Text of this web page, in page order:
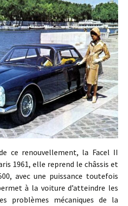
la Facel II
1961, elle reprend le châssis et
avec une puissance toutefois
à la voiture d’atteindre les
problèmes mécaniques de la